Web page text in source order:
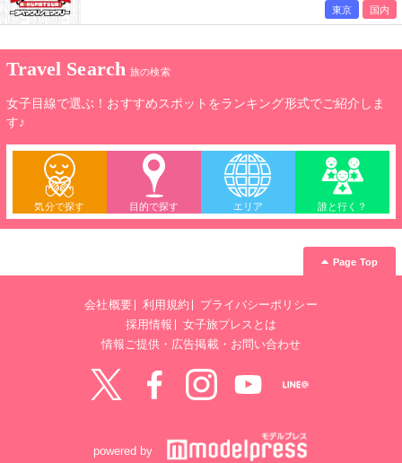
東京 国内
Travel Search 旅の検索
女子目線で選ぶ！おすすめスポットをランキング形式でご紹介しま
す♪
気分で探す 目的で探す エリア 誰と行く？
Page Top
会社概要 利用規約
プライバシーポリシー
採用情報
女子旅プレスとは
情報ご提供・広告掲載・お問い合わせ
powered by